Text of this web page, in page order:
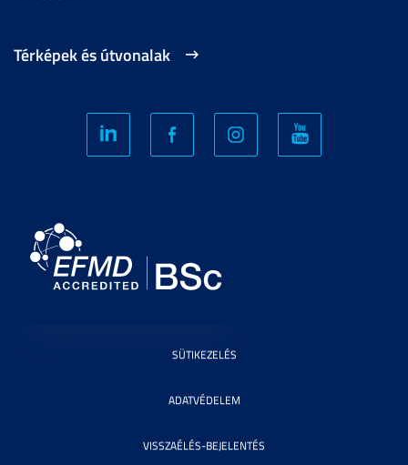
Térképek és útvonalak
SÜTIKEZELÉS
ADATVÉDELEM
VISSZAÉLÉS-BEJELENTÉS